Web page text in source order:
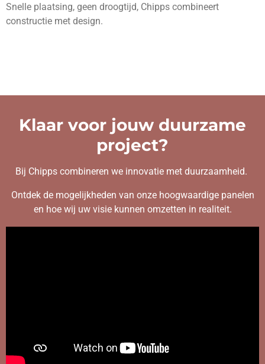
Snelle plaatsing, geen droogtijd, Chipps combineert
constructie met design.
Klaar voor jouw duurzame
project?
Bij Chipps combineren we innovatie met duurzaamheid.
Ontdek de mogelijkheden van onze hoogwaardige panelen
en hoe wij uw visie kunnen omzetten in realiteit.